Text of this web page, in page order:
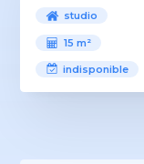
studio
15 m²
indisponible